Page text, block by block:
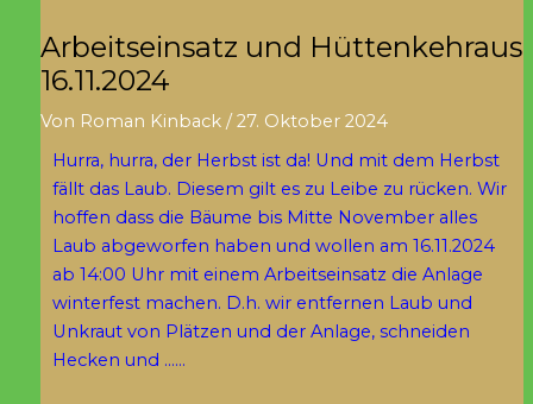
Arbeitseinsatz und Hüttenkehraus
16.11.2024
Von Roman Kinback /27. Oktober 2024
Hurra, hurra, der Herbst ist da! Und mit dem Herbst
fällt das Laub. Diesem gilt es zu Leibe zu rücken. Wir
hoffen dass die Bäume bis Mitte November alles
Laub abgeworfen haben und wollen am 16.11.2024
ab 14:00 Uhr mit einem Arbeitseinsatz die Anlage
winterfest machen. D.h. wir entfernen Laub und
Unkraut von Plätzen und der Anlage, schneiden
Hecken und ……